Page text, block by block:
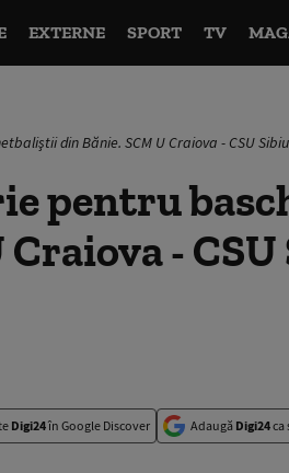
EXTERNE SPORT TV
din Bănie. SCM U Craiova - CSU
pentru
Craiova -
Digi24în Google Discover Adaugă Digi24ca